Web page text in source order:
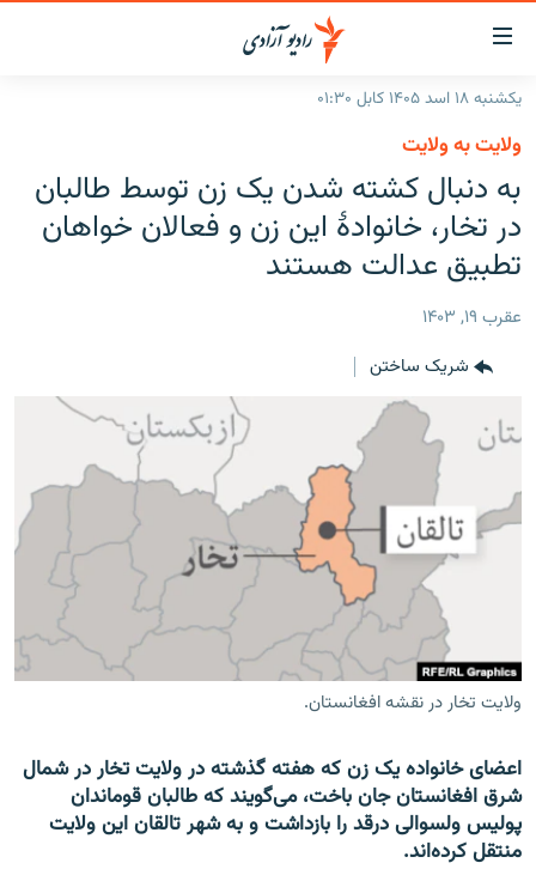
لینک‌های
قابل
دسترسی
به
متن
اصلی
بازگشت
اصلی
جستجو
گزارش‌ها
افغانستان
منطقه
خبرها
افغانستان
جدول نشرات
مجموعه تصویری
ورزش
بحران مهاجرت
'کووید-۱۹'
تماس
صفحه پشتو
Azadi English
همۀ سایت‌های رادیو آزادی/ رادیو اروپای آزاد
یکشنبه ۱۸ اسد ۱۴۰۵ کابل ۰۱:۳۰
ولایت به ولایت
به دنبال کشته شدن یک زن توسط طالبان
در تخار، خانوادهٔ این زن و فعالان خواهان
تطبیق عدالت هستند
عقرب ۱۹, ۱۴۰۳
شریک ساختن
ولایت تخار در نقشه افغانستان.
اعضای خانواده یک زن که هفته گذشته در ولایت تخار در شمال
شرق افغانستان جان باخت، می‌گویند که طالبان قوماندان
پولیس ولسوالی درقد را بازداشت و به شهر تالقان این ولایت
منتقل کرده‌اند.